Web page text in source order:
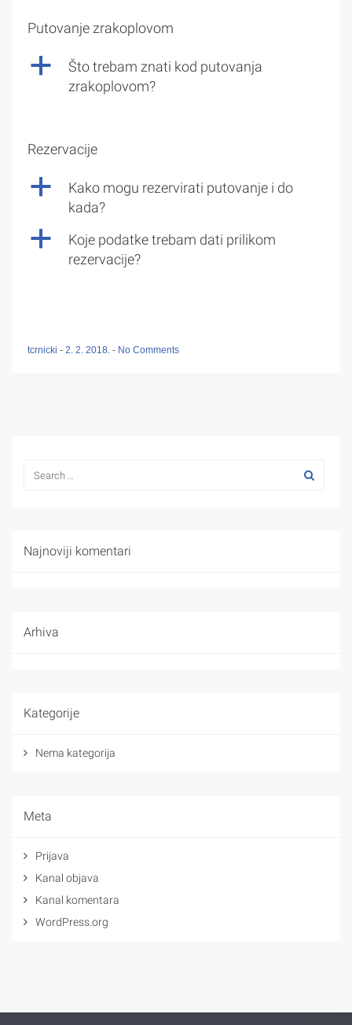
Putovanje zrakoplovom
a
Što trebam znati kod putovanja
zrakoplovom?
Rezervacije
a
Kako mogu rezervirati putovanje i do
kada?
a
Koje podatke trebam dati prilikom
rezervacije?
tcrnicki - 2. 2. 2018. - No Comments
Najnoviji komentari
Arhiva
Kategorije
Nema kategorija
Meta
Prijava
Kanal objava
Kanal komentara
WordPress.org